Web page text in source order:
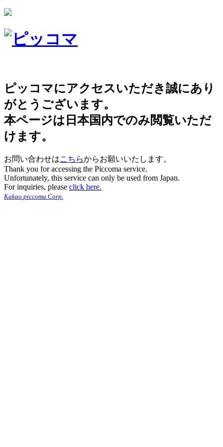
ピッコマにアクセスいただき誠にあり
がとうございます。
本ページは日本国内でのみ閲覧いただ
けます。
お問い合わせはこちらからお願いいたします。
Thank you for accessing the Piccoma service.
Unfortunately, this service can only be used from Japan.
For inquiries, please click here.
Kakao piccoma Corp.